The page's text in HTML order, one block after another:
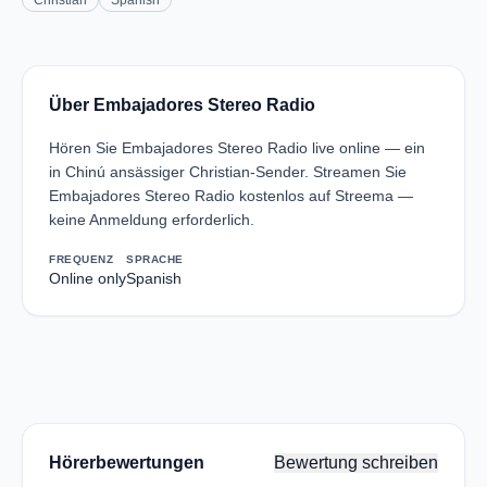
Über Embajadores Stereo Radio
Hören Sie Embajadores Stereo Radio live online — ein
in Chinú ansässiger Christian-Sender. Streamen Sie
Embajadores Stereo Radio kostenlos auf Streema —
keine Anmeldung erforderlich.
FREQUENZ
Online only
SPRACHE
Spanish
Hörerbewertungen Bewertung schreiben